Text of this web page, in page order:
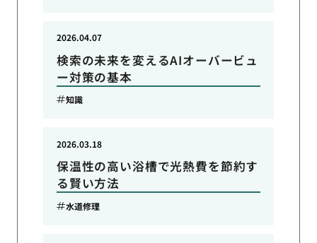
検索の未来を変えるAIオーバービュ
ー対策の基本
2026.04.07
知識
保温性の高い浴槽で光熱費を節約す
る賢い方法
2026.03.18
水道修理